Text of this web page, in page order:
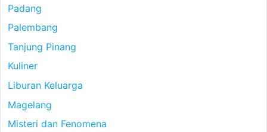
Padang
Palembang
Tanjung Pinang
Kuliner
Liburan Keluarga
Magelang
Misteri dan Fenomena